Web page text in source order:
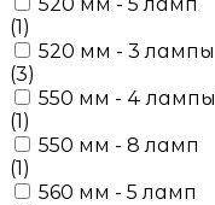
(1)
520 мм - 3 лампы
(3)
550 мм - 4 лампы
(1)
550 мм - 8 ламп
(1)
560 мм - 5 ламп